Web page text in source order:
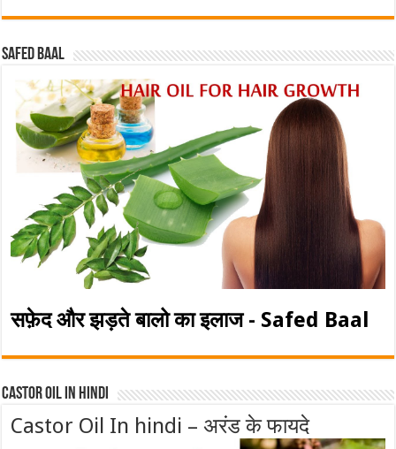
Safed baal
सफ़ेद और झड़ते बालो का इलाज - Safed Baal
Castor Oil In Hindi
Castor Oil In hindi – अरंड के फायदे